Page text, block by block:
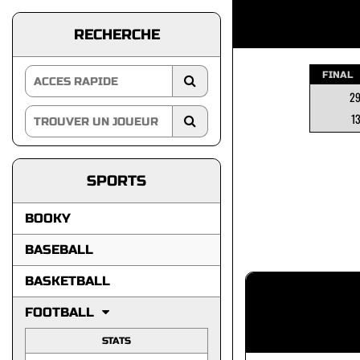
RECHERCHE
SPORTS
BOOKY
BASEBALL
BASKETBALL
FOOTBALL
STATS
FINAL
29
13